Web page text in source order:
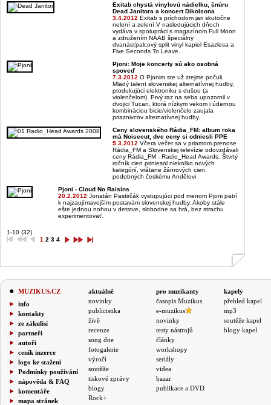
Exitab chystá vinylovú nádielku, šnúru
Dead Janitora a koncert Dikolsona
3.4.2012 Exitab s príchodom jari skutočne
nelení a zelení.V nasledujúcich dňoch
vydáva v spolupráci s magazínom Full Moon
a združením NAAB špeciálny
dvanásťpalcový split vinyl kapiel Esazlesa a
Five Seconds To Leave.
Pjoni: Moje koncerty sú ako osobná
spoveď
7.3.2012 O Pjonim ste už zrejme počuli.
Mladý talent slovenskej alternatívnej hudby,
produkujúci elektroniku s dušou (a
violenčelom). Prvý raz na seba upozornil v
dvojici Tucan, ktorá nízkym vekom i údernou
kombináciou bicie/violenčelo zaujala
priaznivcov alternatívnej hudby.
Ceny slovenského Rádia_FM: album roka
má Noisecut, dve ceny si odniesli PPE
5.3.2012 Včera večer sa v priamom prenose
Rádia_FM a Slovenskej televízie odovzdávali
ceny Rádia_FM - Radio_Head Awards. Štvrtý
ročník cien priniesol niekoľko nových
kategórií, vrátane žánrových cien,
podobných českému Andělovi.
Pjoni - Cloud No Raisins
20.2.2012 Jonatán Pastirčák vystupujúci pod menom Pjoni patrí
k najzaujímavejším postavám slovenskej hudby. Akoby stále
ešte jednou nohou v detstve, slobodne sa hrá, bez strachu
experimentovať.
1-10 (32)
1 2 3 4
MUZIKUS.CZ
info
kontakty
ze zákulisí
partneři
autoři
ceník inzerce
logo ke stažení
Podmínky používání
nápověda & FAQ
komentáře
mapa stránek
aktuálně
novinky
publicistika
živě
recenze
song dne
fotogalerie
výročí
soutěže
tiskové zprávy
blogy
Rock+
pro muzikanty
časopis Muzikus
e-muzikus
novinky
testy nástrojů
články
workshopy
seriály
videa
bazar
publikace a DVD
kapely
přehled kapel
mp3
soutěže kapel
blogy kapel